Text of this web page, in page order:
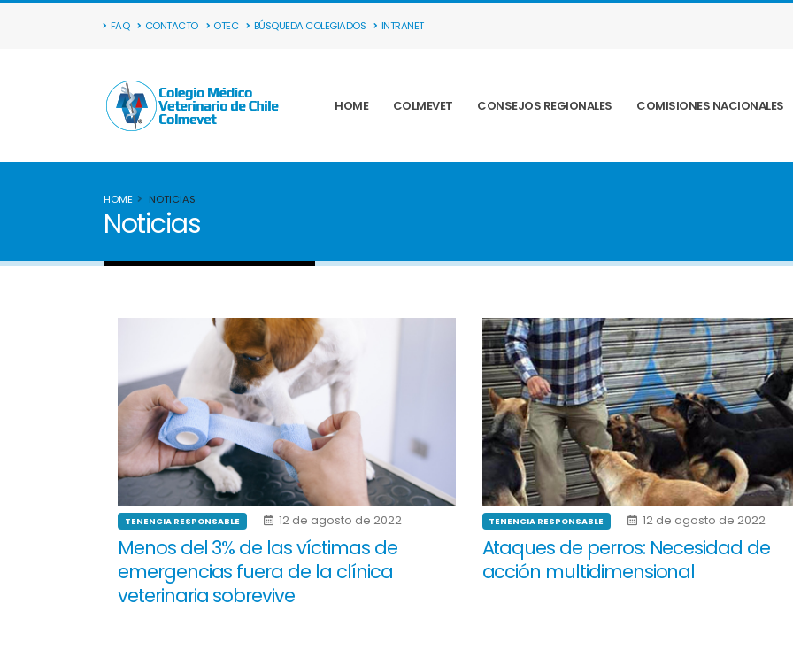
FAQ CONTACTO OTEC BÚSQUEDA COLEGIADOS INTRANET
HOME COLMEVET CONSEJOS REGIONALES COMISIONES NACIONALES
HOME NOTICIAS
Noticias
TENENCIA RESPONSABLE 12 de agosto de 2022
Menos del 3% de las víctimas de
emergencias fuera de la clínica
veterinaria sobrevive
TENENCIA RESPONSABLE 12 de agosto de 2022
Ataques de perros: Necesidad de
acción multidimensional